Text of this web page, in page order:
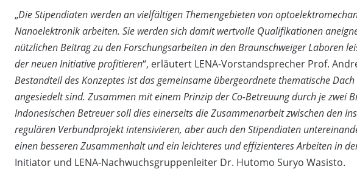
„Die Stipendiaten werden an vielfältigen Themengebieten von
Nanoelektronik arbeiten. Sie werden sich damit wertvolle Qualifikationen
nützlichen Beitrag zu den Forschungsarbeiten in den Braunschweiger Laboren
der neuen Initiative profitieren“, erläutert LENA-Vorstandsprecher Prof.
Bestandteil des Konzeptes ist das gemeinsame übergeordnete thematische
angesiedelt sind. Zusammen mit einem Prinzip der Co-Betreuung durch je zwei
Indonesischen Betreuer soll dies einerseits die Zusammenarbeit zwischen den
regulären Verbundprojekt intensivieren, aber auch den Stipendiaten
einen besseren Zusammenhalt und ein leichteres und effizienteres Arbeiten in
Initiator und LENA-Nachwuchsgruppenleiter Dr. Hutomo Suryo Wasisto.